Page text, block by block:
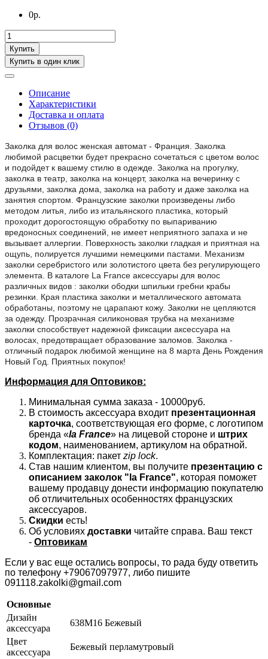
0р.
Купить
Купить в один клик
Описание
Характеристики
Доставка и оплата
Отзывов (0)
Заколка для волос женская автомат - Франция. Заколка
любимой расцветки будет прекрасно сочетаться с цветом волос
и подойдет к вашему стилю в одежде. Заколка на прогулку,
заколка в театр, заколка на концерт, заколка на вечеринку с
друзьями, заколка дома, заколка на работу и даже заколка на
занятия спортом. Французские заколки произведены либо
методом литья, либо из итальянского пластика, который
проходит дорогостоящую обработку по выпариванию
вредоносных соединений, не имеет неприятного запаха и не
вызывает аллергии. Поверхность заколки гладкая и приятная на
ощупь, полируется лучшими немецкими пастами. Механизм
заколки серебристого или золотистого цвета без регулирующего
элемента. В каталоге La France аксессуары для волос
различных видов : заколки ободки шпильки гребни крабы
резинки. Края пластика заколки и металлического автомата
обработаны, поэтому не царапают кожу. Заколки не цепляются
за одежду. Прозрачная силиконовая трубка на механизме
заколки способствует надежной фиксации аксессуара на
волосах, предотвращает образование заломов. Заколка -
отличный подарок любимой женщине на 8 марта День Рождения
Новый Год. Приятных покупок!
Информация для Оптовиков:
Минимальная сумма заказа - 10000руб.
В стоимость аксессуара входит презентационная
карточка, соответствующая его форме, с логотипом
бренда «la France» на лицевой стороне и штрих
кодом, наименованием, артикулом на обратной.
Комплектация: пакет zip lock.
Став нашим клиентом, вы получите презентацию с
описанием заколок "la France", которая поможет
вашему продавцу донести информацию покупателю
об отличительных особенностях французских
аксессуаров.
Скидки есть!
Об условиях доставки читайте справа. Ваш текст
- Оптовикам
Если у вас еще остались вопросы, то рада буду ответить
по телефону +79067097977, либо пишите
091118.zakolki@gmail.com
Основные
Дизайн
аксессуара
638M16 Бежевый
Цвет
аксессуара
Бежевый перламутровый